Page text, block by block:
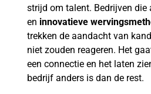
strijd om talent. Bedrijven die
en innovatieve
trekken de aandacht van
niet zouden reageren. Het
een connectie en het laten
bedrijf anders is dan de rest.